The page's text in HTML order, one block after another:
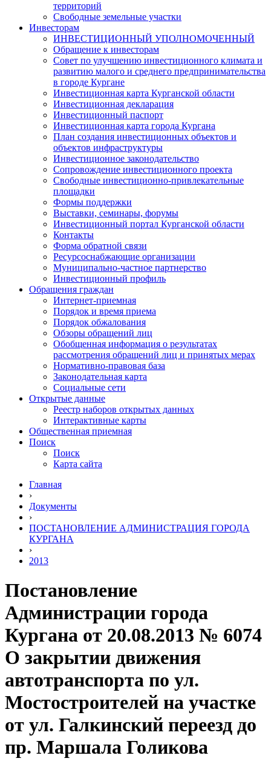
территорий
Свободные земельные участки
Инвесторам
ИНВЕСТИЦИОННЫЙ УПОЛНОМОЧЕННЫЙ
Обращение к инвесторам
Совет по улучшению инвестиционного климата и
развитию малого и среднего предпринимательства
в городе Кургане
Инвестиционная карта Курганской области
Инвестиционная декларация
Инвестиционный паспорт
Инвестиционная карта города Кургана
План создания инвестиционных объектов и
объектов инфраструктуры
Инвестиционное законодательство
Сопровождение инвестиционного проекта
Свободные инвестиционно-привлекательные
площадки
Формы поддержки
Выставки, семинары, форумы
Инвестиционный портал Курганской области
Контакты
Форма обратной связи
Ресурсоснабжающие организации
Муниципально-частное партнерство
Инвестиционный профиль
Обращения граждан
Интернет-приемная
Порядок и время приема
Порядок обжалования
Обзоры обращений лиц
Обобщенная информация о результатах
рассмотрения обращений лиц и принятых мерах
Нормативно-правовая база
Законодательная карта
Социальные сети
Открытые данные
Реестр наборов открытых данных
Интерактивные карты
Общественная приемная
Поиск
Поиск
Карта сайта
Главная
›
Документы
›
ПОСТАНОВЛЕНИЕ АДМИНИСТРАЦИЯ ГОРОДА
КУРГАНА
›
2013
Постановление
Администрации города
Кургана от 20.08.2013 № 6074
О закрытии движения
автотранспорта по ул.
Мостостроителей на участке
от ул. Галкинский переезд до
пр. Маршала Голикова